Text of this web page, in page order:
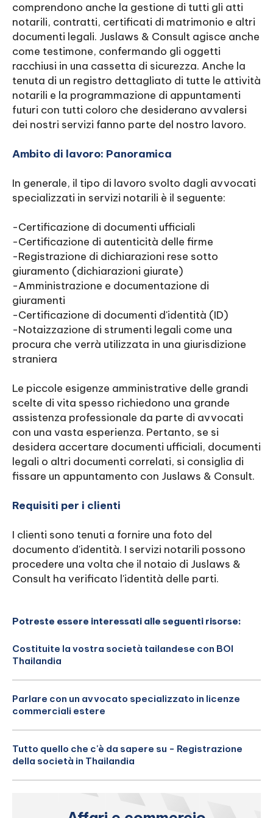
comprendono anche la gestione di tutti gli atti
notarili, contratti, certificati di matrimonio e altri
documenti legali. Juslaws & Consult agisce anche
come testimone, confermando gli oggetti
racchiusi in una cassetta di sicurezza. Anche la
tenuta di un registro dettagliato di tutte le attività
notarili e la programmazione di appuntamenti
futuri con tutti coloro che desiderano avvalersi
dei nostri servizi fanno parte del nostro lavoro.
Ambito di lavoro: Panoramica
In generale, il tipo di lavoro svolto dagli avvocati
specializzati in servizi notarili è il seguente:
-Certificazione di documenti ufficiali
-Certificazione di autenticità delle firme
-Registrazione di dichiarazioni rese sotto
giuramento (dichiarazioni giurate)
-Amministrazione e documentazione di
giuramenti
-Certificazione di documenti d'identità (ID)
-Notaizzazione di strumenti legali come una
procura che verrà utilizzata in una giurisdizione
straniera
Le piccole esigenze amministrative delle grandi
scelte di vita spesso richiedono una grande
assistenza professionale da parte di avvocati
con una vasta esperienza. Pertanto, se si
desidera accertare documenti ufficiali, documenti
legali o altri documenti correlati, si consiglia di
fissare un appuntamento con Juslaws & Consult.
Requisiti per i clienti
I clienti sono tenuti a fornire una foto del
documento d'identità. I servizi notarili possono
procedere una volta che il notaio di Juslaws &
Consult ha verificato l'identità delle parti.
Potreste essere interessati alle seguenti risorse:
Costituite la vostra società tailandese con BOI
Thailandia
Parlare con un avvocato specializzato in licenze
commerciali estere
Tutto quello che c'è da sapere su - Registrazione
della società in Thailandia